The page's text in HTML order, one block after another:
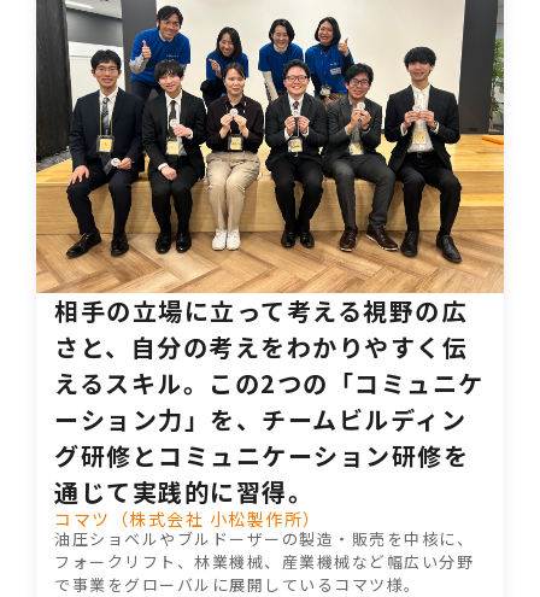
相手の立場に立って考える視野の広
さと、自分の考えをわかりやすく伝
えるスキル。この2つの「コミュニケ
ーション力」を、チームビルディン
グ研修とコミュニケーション研修を
通じて実践的に習得。
コマツ（株式会社 小松製作所）
油圧ショベルやブルドーザーの製造・販売を中核に、
フォークリフト、林業機械、産業機械など幅広い分野
で事業をグローバルに展開しているコマツ様。